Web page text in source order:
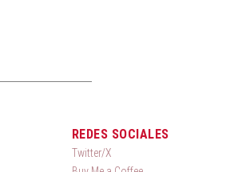
REDES SOCIALES
Twitter/X